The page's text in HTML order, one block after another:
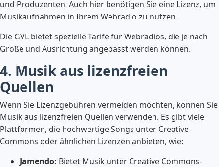
und Produzenten. Auch hier benötigen Sie eine Lizenz, um
Musikaufnahmen in Ihrem Webradio zu nutzen.
Die GVL bietet spezielle Tarife für Webradios, die je nach
Größe und Ausrichtung angepasst werden können.
4. Musik aus lizenzfreien
Quellen
Wenn Sie Lizenzgebühren vermeiden möchten, können Sie
Musik aus lizenzfreien Quellen verwenden. Es gibt viele
Plattformen, die hochwertige Songs unter Creative
Commons oder ähnlichen Lizenzen anbieten, wie:
Jamendo: Bietet Musik unter Creative Commons-